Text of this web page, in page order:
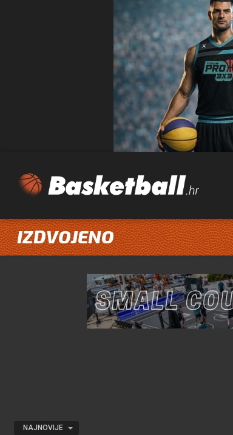
IZDVOJENO
NAJNOVIJE